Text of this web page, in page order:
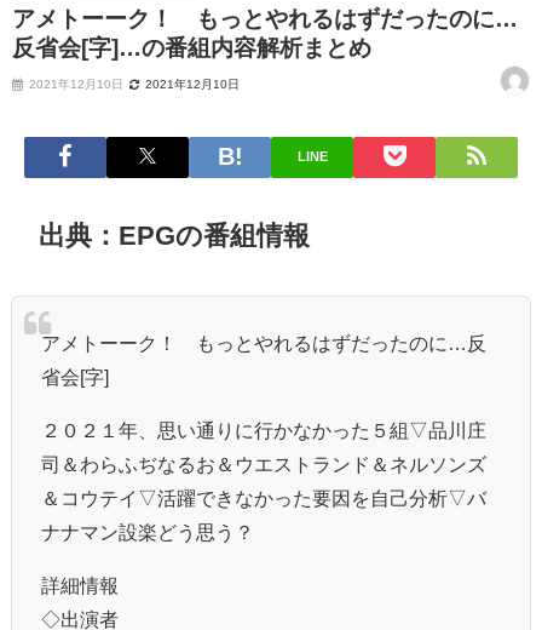
アメトーーク！ もっとやれるはずだったのに…
反省会[字]…の番組内容解析まとめ
2021年12月10日 2021年12月10日
LINE
出典：EPGの番組情報
アメトーーク！ もっとやれるはずだったのに…反
省会[字]
２０２１年、思い通りに行かなかった５組▽品川庄
司＆わらふぢなるお＆ウエストランド＆ネルソンズ
＆コウテイ▽活躍できなかった要因を自己分析▽バ
ナナマン設楽どう思う？
詳細情報
◇出演者